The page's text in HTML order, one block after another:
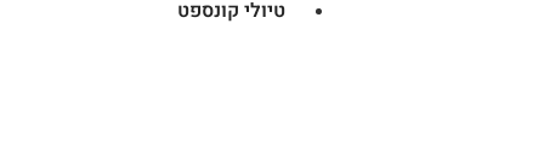
טיולי קונספט